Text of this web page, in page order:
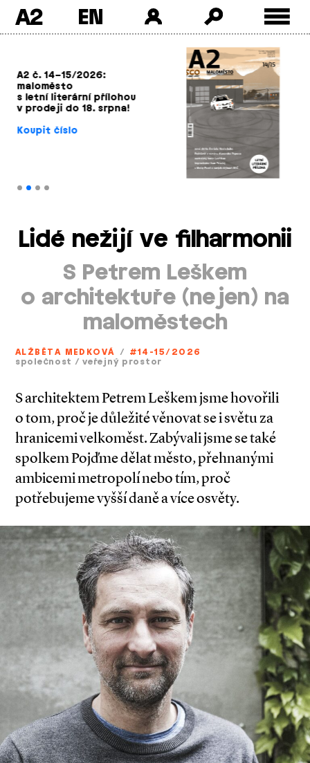
content
A2
A2 č. 14–15/2026:
maloměsto
s letní literární přílohou
v prodeji do 18. srpna!
Koupit číslo
Lidé nežijí ve filharmonii
S Petrem Leškem
o architektuře (nejen) na
maloměstech
S architektem Petrem Leškem jsme hovořili
o tom, proč je důležité věnovat se i světu za
hranicemi velkoměst. Zabývali jsme se také
spolkem Pojďme dělat město, přehnanými
ambicemi metropolí nebo tím, proč
potřebujeme vyšší daně a více osvěty.
ALŽBĚTA MEDKOVÁ / #14-15/2026
společnost / veřejný prostor